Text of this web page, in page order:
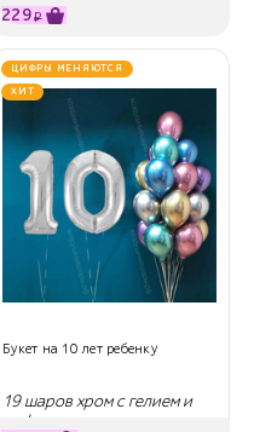
229₽
ЦИФРЫ МЕНЯЮТСЯ
ХИТ
Букет на 10 лет ребенку
19 шаров хром с гелием и
цифры